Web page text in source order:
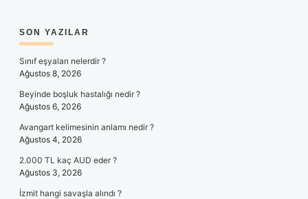
SIDEBAR
SON YAZILAR
Sınıf eşyaları nelerdir ?
Ağustos 8, 2026
Beyinde boşluk hastalığı nedir ?
Ağustos 6, 2026
Avangart kelimesinin anlamı nedir ?
Ağustos 4, 2026
2.000 TL kaç AUD eder ?
Ağustos 3, 2026
İzmit hangi savaşla alındı ?